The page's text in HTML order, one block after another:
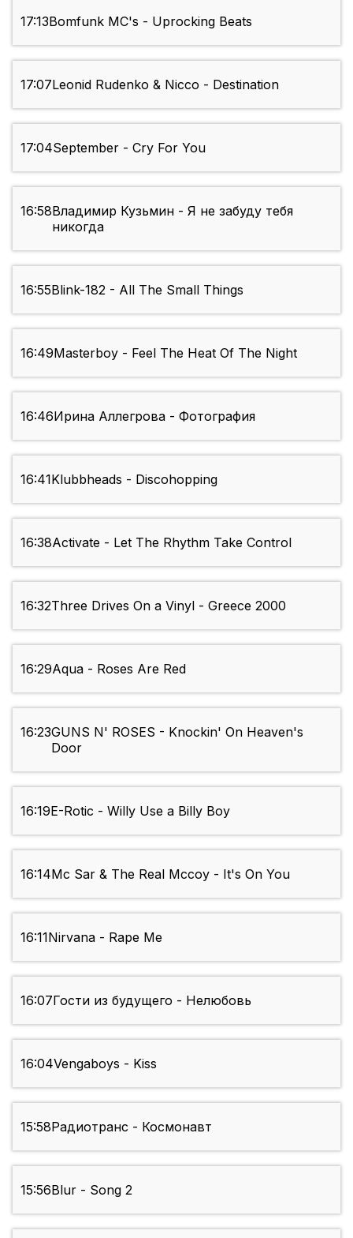
17:13Bomfunk MC's - Uprocking Beats
17:07Leonid Rudenko & Nicco - Destination
17:04September - Cry For You
16:58Владимир Кузьмин - Я не забуду тебя
никогда
16:55Blink-182 - All The Small Things
16:49Masterboy - Feel The Heat Of The Night
16:46Ирина Аллегрова - Фотография
16:41Klubbheads - Discohopping
16:38Activate - Let The Rhythm Take Control
16:32Three Drives On a Vinyl - Greece 2000
16:29Aqua - Roses Are Red
16:23GUNS N' ROSES - Knockin' On Heaven's
Door
16:19E-Rotic - Willy Use a Billy Boy
16:14Mc Sar & The Real Mccoy - It's On You
16:11Nirvana - Rape Me
16:07Гости из будущего - Нелюбовь
16:04Vengaboys - Kiss
15:58Радиотранс - Космонавт
15:56Blur - Song 2